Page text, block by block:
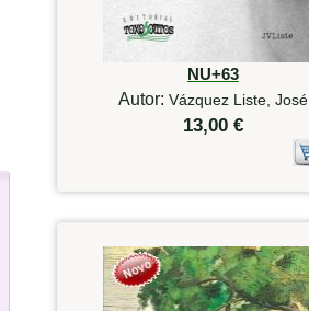
NU+63
Autor: Vázquez Liste, José
13,00 €